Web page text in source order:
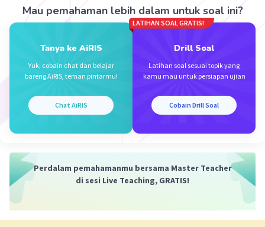
untuk waktu yang relatif lebih lama (sekitar 30
tahun) dan mencakup
wilayah yang luas. Di Indonesia instansi yang
berwenang mengenai cuaca iklim dan geofisika
yaitu BMKG. Sedangkan bidang informasi
geospasial di bawah BIG (Badan Informasi
Iklan
31 Maret 2024 23:35
Mau pemahaman lebih dalam untuk soal ini?
Tanya ke AiRIS
Yuk, cobain chat dan belajar
bareng AiRIS, teman pintarmu!
Chat AiRIS
LATIHAN SOAL GRATIS!
Drill Soal
Latihan soal sesuai topik yang
kamu mau untuk persiapan ujian
Cobain Drill Soal
Perdalam pemahamanmu bersama Master Teacher
di sesi Live Teaching, GRATIS!